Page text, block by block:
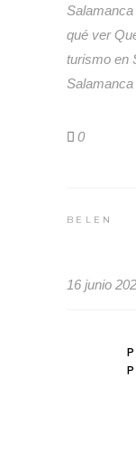
Salamanca
qué ver
turismo en
Salamanca
0
BELEN
16 junio